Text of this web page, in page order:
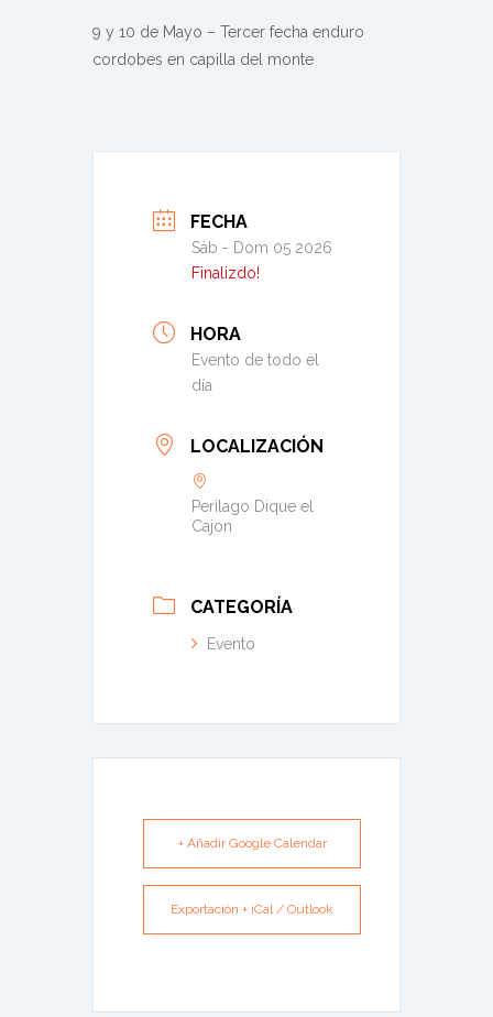
9 y 10 de Mayo – Tercer fecha enduro
cordobes en capilla del monte
FECHA
Sáb - Dom 05 2026
Finalizdo!
HORA
Evento de todo el
día
LOCALIZACIÓN
Perilago Dique el
Cajon
CATEGORÍA
Evento
+ Añadir Google Calendar
Exportación + iCal / Outlook